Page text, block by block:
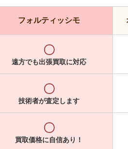
フォルティッシモ
〇
遠方でも出張買取に対応
〇
技術者が査定します
〇
買取価格に自信あり！